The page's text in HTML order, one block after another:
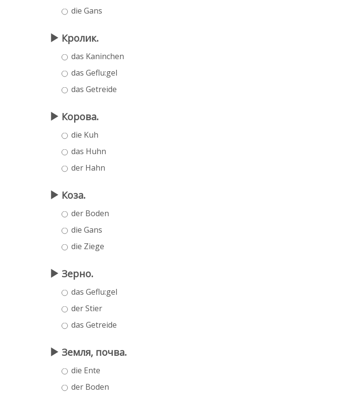
die Gans
Кролик.
das Kaninchen
das Geflu:gel
das Getreide
Корова.
die Kuh
das Huhn
der Hahn
Коза.
der Boden
die Gans
die Ziege
Зерно.
das Geflu:gel
der Stier
das Getreide
Земля, почва.
die Ente
der Boden